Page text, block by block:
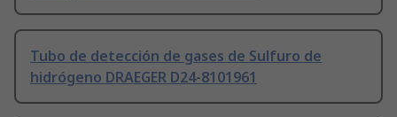
Tubo de detección de gases de Sulfuro de
hidrógeno DRAEGER D24-8101961